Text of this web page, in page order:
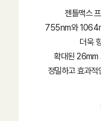
젠틀맥스
755nm와
더욱
확대된 26mm
정밀하고 효과